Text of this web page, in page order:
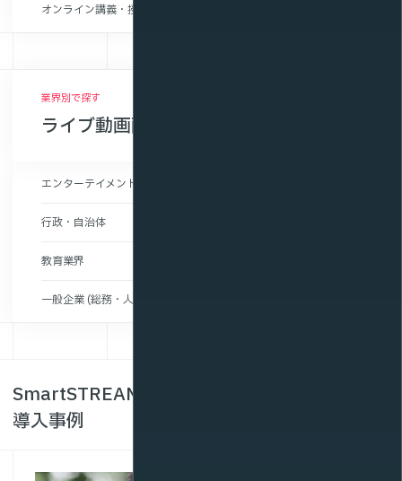
オンライン講義・授業動画の配信
業界別で探す
ライブ動画配信がおすすめの業界
エンターテイメント・イベント業界
行政・自治体
教育業界
一般企業 (総務・人事・育成)
SmartSTREAMのライブストリーミング配信
導入事例